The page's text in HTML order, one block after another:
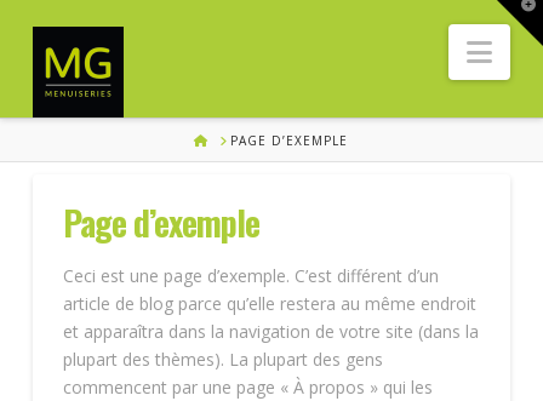
HOMEPAGE D’EXEMPLE
Page d’exemple
Ceci est une page d’exemple. C’est différent d’un
article de blog parce qu’elle restera au même endroit
et apparaîtra dans la navigation de votre site (dans la
plupart des thèmes). La plupart des gens
commencent par une page « À propos » qui les